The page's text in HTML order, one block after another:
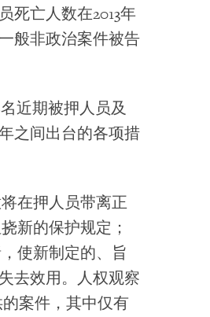
死亡人数在2013年
般非政治案件被告
近期被押人员及
之间出台的各项措
在押人员带离正
新的保护规定；
使新制定的、旨
去效用。人权观察
案件，其中仅有